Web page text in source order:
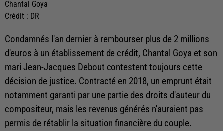
Chantal Goya
Crédit : DR
Condamnés l'an dernier à rembourser plus de 2 millions
d'euros à un établissement de crédit, Chantal Goya et son
mari Jean-Jacques Debout contestent toujours cette
décision de justice. Contracté en 2018, un emprunt était
notamment garanti par une partie des droits d'auteur du
compositeur, mais les revenus générés n'auraient pas
permis de rétablir la situation financière du couple.